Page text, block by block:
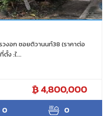
วงอก ซอยติวานนท์38 (ราคาต่อ
ตั้ง :ใ...
4,800,000
0 0
ANTPUNYAPA